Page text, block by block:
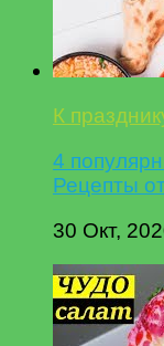
К
4
Рецепты
30 Окт,